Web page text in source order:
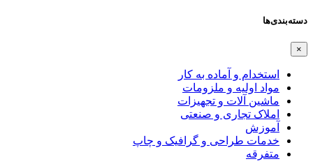
دسته‌بندی‌ها
×
استخدام و آماده به کار
مواد اولیه و ملزومات
ماشین آلات و تجهیزات
املاک تجاری و صنعتی
آموزش
خدمات طراحی و گرافیک و چاپ
متفرقه